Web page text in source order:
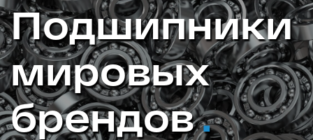
Подшипники
мировых
брендов.